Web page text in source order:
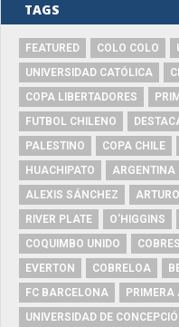
TAGS
FEATURED COLO COLO
UNIVERSIDAD CATÓLICA
COPA LIBERTADORES
FUTBOL CHILENO
PALESTINO
COPA CHILE
HUACHIPATO
ARGENTINA
ALEXIS SÁNCHEZ
RIVER PLATE
O'HIGGINS
COQUIMBO UNIDO
EVERTON
COBRELOA
FC BARCELONA
PRIMERA
UNIVERSIDAD DE